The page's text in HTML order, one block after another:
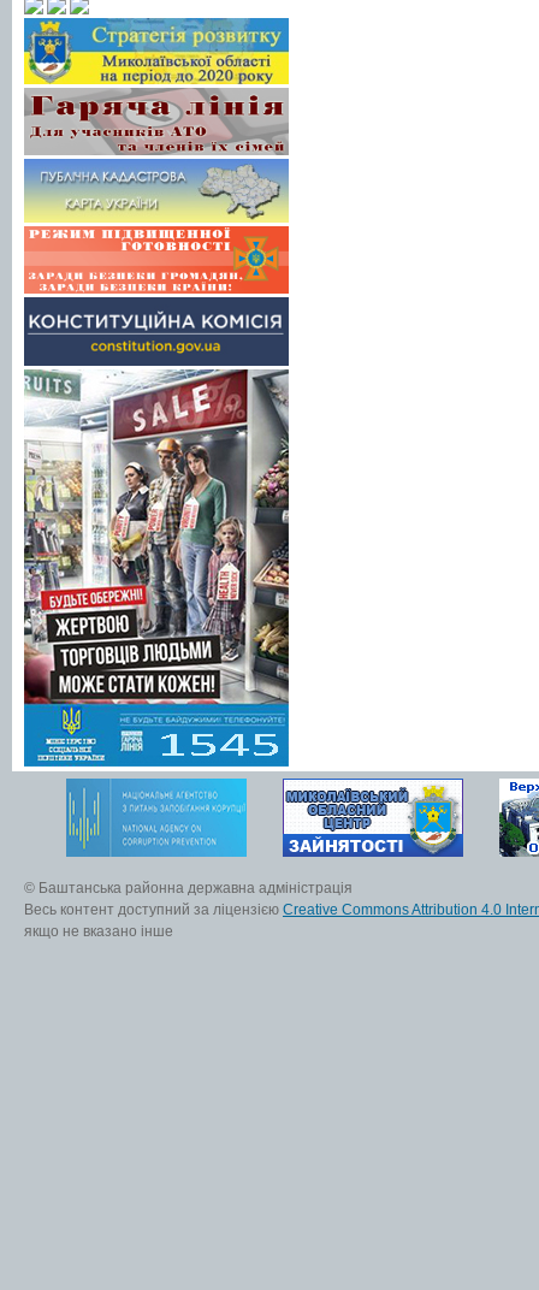
© Баштанська районна державна адміністрація
Весь контент доступний за ліцензією Creative Commons Attribution 4.0
якщо не вказано інше